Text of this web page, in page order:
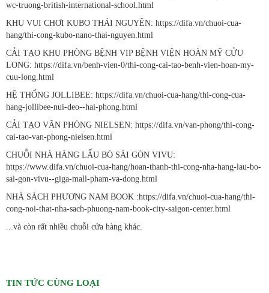
wc-truong-british-international-school.html
KHU VUI CHƠI KUBO THÁI NGUYÊN: https://difa.vn/chuoi-cua-
hang/thi-cong-kubo-nano-thai-nguyen.html
CẢI TẠO KHU PHÒNG BỆNH VIP BỆNH VIỆN HOÀN MỸ CỬU
LONG: https://difa.vn/benh-vien-0/thi-cong-cai-tao-benh-vien-hoan-my-
cuu-long.html
HỆ THỐNG JOLLIBEE: https://difa.vn/chuoi-cua-hang/thi-cong-cua-
hang-jollibee-nui-deo--hai-phong.html
CẢI TẠO VĂN PHÒNG NIELSEN: https://difa.vn/van-phong/thi-cong-
cai-tao-van-phong-nielsen.html
CHUỖI NHÀ HÀNG LẨU BÒ SÀI GÒN VIVU:
https://www.difa.vn/chuoi-cua-hang/hoan-thanh-thi-cong-nha-hang-lau-bo-
sai-gon-vivu--giga-mall-pham-va-dong.html
NHÀ SÁCH PHƯƠNG NAM BOOK :https://difa.vn/chuoi-cua-hang/thi-
cong-noi-that-nha-sach-phuong-nam-book-city-saigon-center.html
...và còn rất nhiều chuỗi cửa hàng khác.
TIN TỨC CÙNG LOẠI